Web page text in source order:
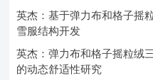
英杰：基于弹力布和格子摇
雪服结构开发
英杰：弹力布和格子摇粒绒
的动态舒适性研究